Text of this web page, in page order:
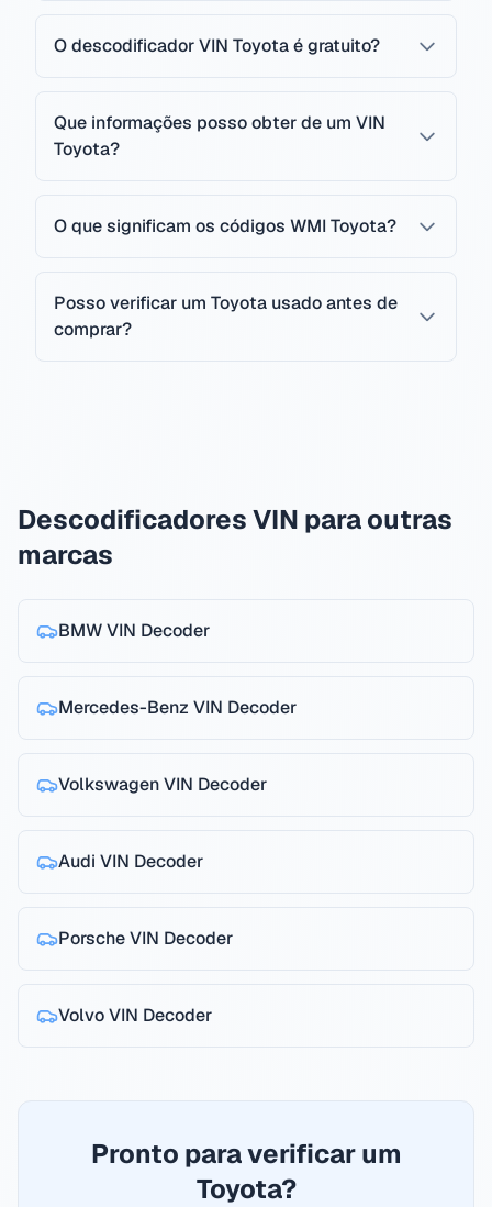
O descodificador VIN Toyota é gratuito?
Que informações posso obter de um VIN
Toyota?
O que significam os códigos WMI Toyota?
Posso verificar um Toyota usado antes de
comprar?
Descodificadores VIN para outras
marcas
BMWVIN Decoder
Mercedes-Benz VIN Decoder
VolkswagenVIN Decoder
Audi VIN Decoder
PorscheVIN Decoder
VolvoVIN Decoder
Pronto para verificar um
Toyota?